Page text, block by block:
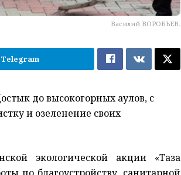
Василий ВОРОБЬЕВ.
Telegram
до высокогорных аулов, с
и озеленение своих
экологической акции «Таза